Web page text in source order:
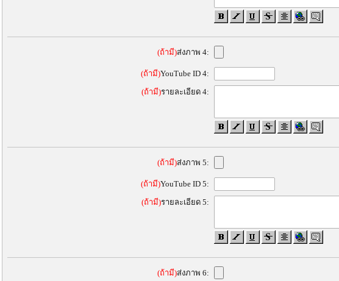
(ถ้ามี)ส่งภาพ 4:
(ถ้ามี)YouTube ID 4:
(ถ้ามี)รายละเอียด 4:
(ถ้ามี)ส่งภาพ 5:
(ถ้ามี)YouTube ID 5:
(ถ้ามี)รายละเอียด 5:
(ถ้ามี)ส่งภาพ 6: